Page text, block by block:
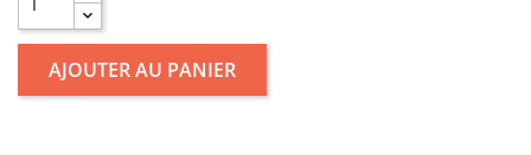
AJOUTER AU PANIER